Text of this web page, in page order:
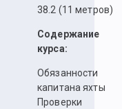
38.2 (11 метров)
Содержание
курса:
Обязанности
капитана яхты
Проверки